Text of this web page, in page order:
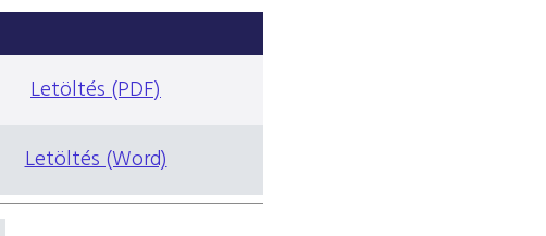
Letöltés (PDF)
Letöltés (Word)